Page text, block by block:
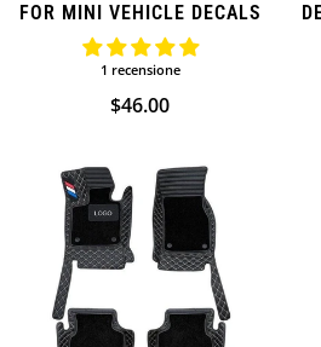
FOR MINI VEHICLE DECALS
1 recensione
Prezzo
$46.00